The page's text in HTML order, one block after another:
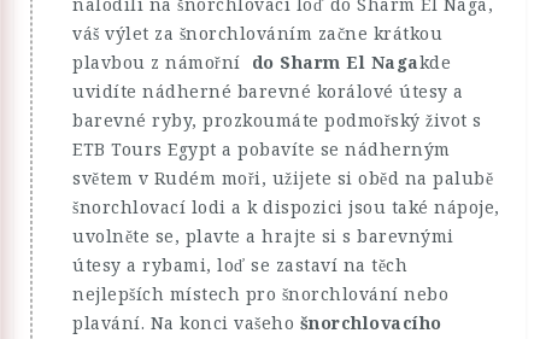
váš výlet za šnorchlováním začne krátkou
plavbou z námořní do Sharm El Nagakde
uvidíte nádherné barevné korálové útesy a
barevné ryby, prozkoumáte podmořský život s
ETB Tours Egypt a pobavíte se nádherným
světem v Rudém moři, užijete si oběd na palubě
šnorchlovací lodi a k ​​dispozici jsou také nápoje,
uvolněte se, plavte a hrajte si s barevnými
útesy a rybami, loď se zastaví na těch
nejlepších místech pro šnorchlování nebo
plavání. Na konci vašeho šnorchlovacího